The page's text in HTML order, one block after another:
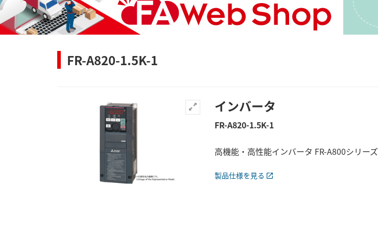
FR-A820-1.5K-1
インバータ
FR-A820-1.5K-1
高機能・高性能インバータ FR-A800シリーズ
製品仕様を見る